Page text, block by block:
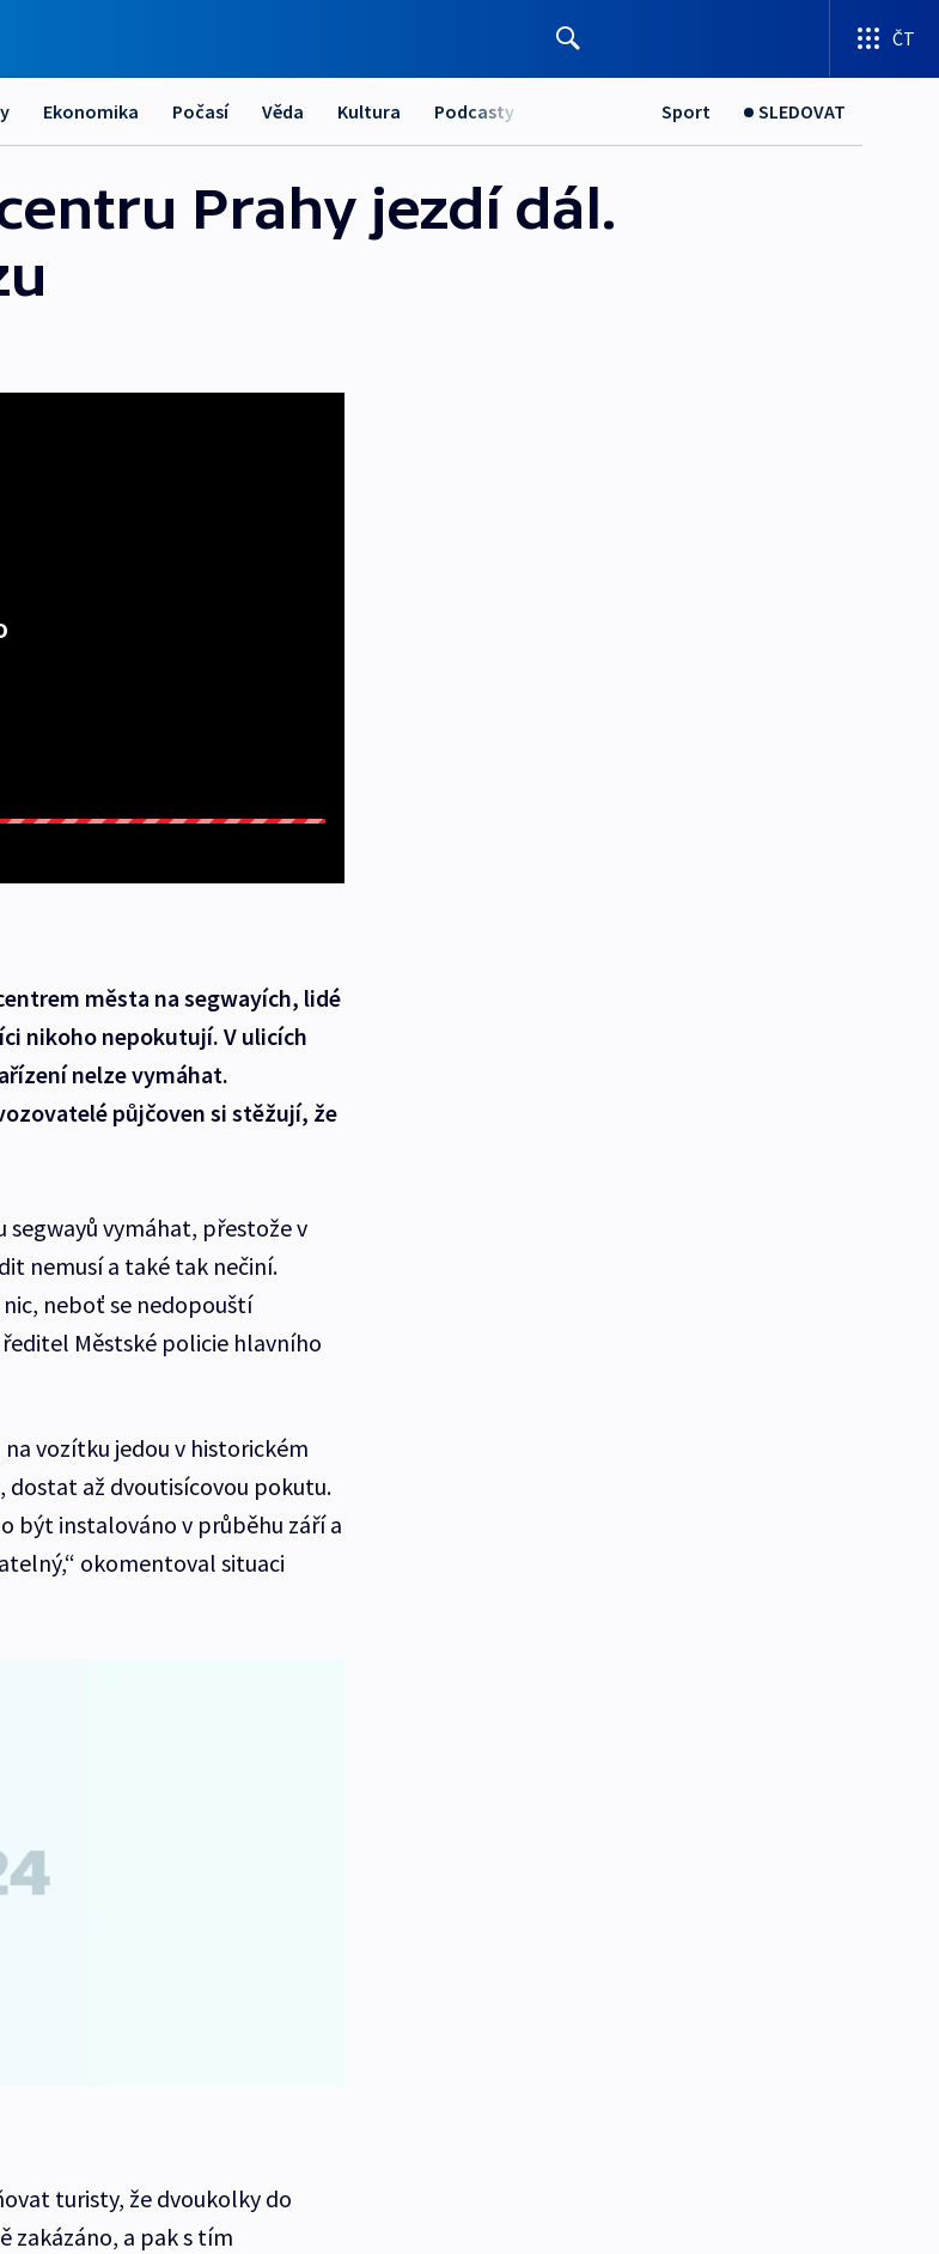
ČT
Ekonomika Počasí Věda Kultura Podcasty Sport SLEDOVAT
Prahy jezdí dál.
města na segwayích, lidé
nikoho nepokutují. V ulicích
nelze vymáhat.
půjčoven si stěžují, že
segwayů vymáhat, přestože v
nemusí a také tak nečiní.
neboť se nedopouští
Městské policie hlavního
vozítku jedou v historickém
dostat až dvoutisícovou pokutu.
být instalováno v průběhu září a
okomentoval situaci
turisty, že dvoukolky do
zakázáno, a pak s tím